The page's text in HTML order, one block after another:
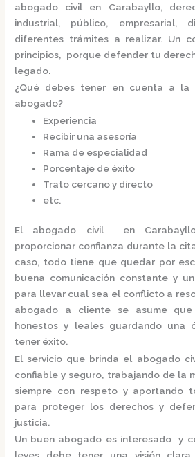
abogado civil en Carabayllo,
industrial, público, empresarial,
diferentes trámites a realizar. Un
principios, porque defender tu
legado.
¿Qué debes tener en cuenta a la
abogado?
Experiencia
Recibir una asesoría
Rama de especialidad
Porcentaje de éxito
Trato cercano y directo
etc.
El abogado civil en
proporcionar confianza durante la
caso, todo tiene que quedar por
buena comunicación constante y
para llevar cual sea el conflicto a
abogado a cliente se asume
honestos y leales guardando una
tener éxito.
El servicio que brinda el abogado
confiable y seguro, trabajando de la
siempre con respeto y aportando
para proteger los derechos y
justicia.
Un buen abogado es interesado y